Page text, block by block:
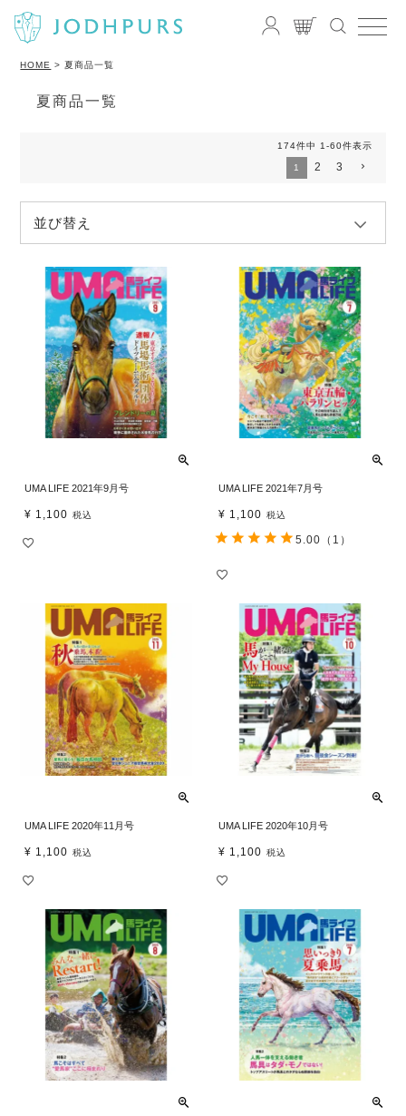
HOME 夏商品一覧
夏商品一覧
並び替え
174件中 1 -60件表示
1 2 3
UMA LIFE 2021年9月号
¥ 1,100 税込
UMA LIFE 2021年7月号
¥ 1,100 税込
5.00 （1）
UMA LIFE 2020年11月号
¥ 1,100 税込
UMA LIFE 2020年10月号
¥ 1,100 税込